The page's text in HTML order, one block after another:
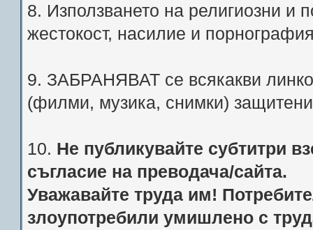
8. Използването на религиозни и
жестокост, насилие и
9. ЗАБРАНЯВАТ се всякакви
(филми, музика, снимки) защитени
10. Не публикувайте субтитри
съгласие на преводача/сайта.
Уважавайте труда им!
злоупотребили умишлено с